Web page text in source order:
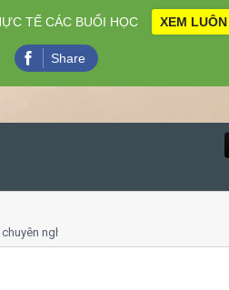
TẾ CÁC BUỔI HỌC XEM LUÔN
Share